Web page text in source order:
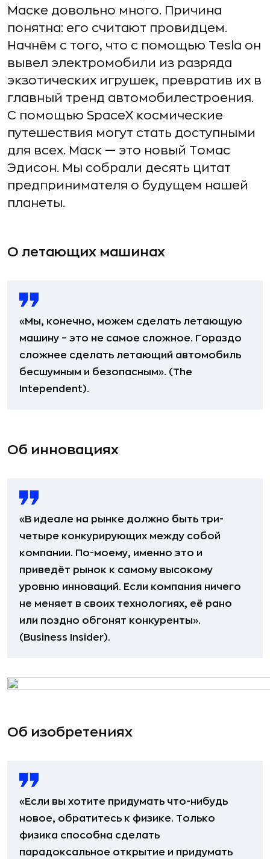
Маске довольно много. Причина
понятна: его считают провидцем.
Начнём с того, что с помощью Tesla он
вывел электромобили из разряда
экзотических игрушек, превратив их в
главный тренд автомобилестроения.
С помощью SpaceX космические
путешествия могут стать доступными
для всех. Маск — это новый Томас
Эдисон. Мы собрали десять цитат
предпринимателя о будущем нашей
планеты.
О летающих машинах
«Мы, конечно, можем сделать летающую
машину – это не самое сложное. Гораздо
сложнее сделать летающий автомобиль
бесшумным и безопасным». (The
Intependent).
Об инновациях
«В идеале на рынке должно быть три-
четыре конкурирующих между собой
компании. По-моему, именно это и
приведёт рынок к самому высокому
уровню инноваций. Если компания ничего
не меняет в своих технологиях, её рано
или поздно обгонят конкуренты».
(Business Insider).
Об изобретениях
«Если вы хотите придумать что-нибудь
новое, обратитесь к физике. Только
физика способна сделать
парадоксальное открытие и придумать